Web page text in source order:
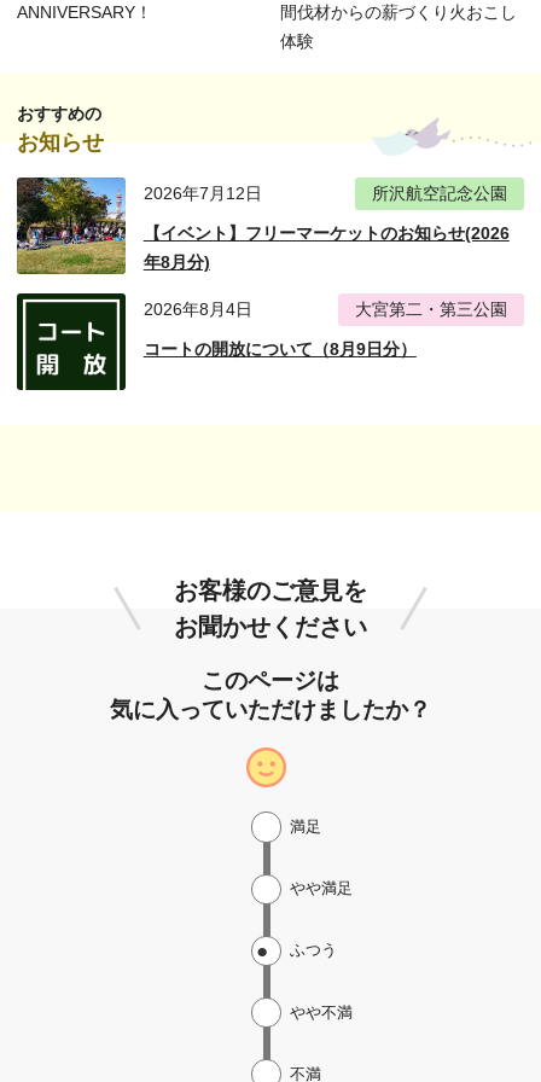
ANNIVERSARY！
間伐材からの薪づくり火おこし
体験
おすすめの
お知らせ
2026年7月12日 所沢航空記念公園
【イベント】フリーマーケットのお知らせ(2026
年8月分)
2026年8月4日 大宮第二・第三公園
コートの開放について（8月9日分）
お客様のご意見を
お聞かせください
このページは
気に入っていただけましたか？
不満
やや不満
ふつう
やや満足
満足